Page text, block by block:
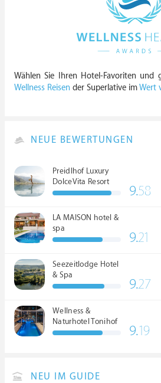
Wählen Sie Ihren Hotel-Favoriten und
Wellness Reisen der Superlative imWert
NEUE BEWERTUNGEN
Preidlhof Luxury
DolceVita Resort
*****
9.58
LA MAISON hotel &
spa
9.21
Seezeitlodge Hotel
& Spa
9.27
Wellness &
Naturhotel Tonihof
****S
9.19
NEU IM GUIDE